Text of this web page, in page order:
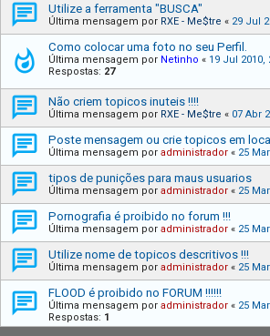
Utilize a ferramenta "BUSCA"
Última mensagem por RXE - Me$tre « 29 Jul
Como colocar uma foto no seu Perfil.
Última mensagem por Netinho « 19 Jul 2010,
Respostas: 27
Não criem topicos inuteis !!!!
Última mensagem por RXE - Me$tre « 07 Abr
Poste mensagem ou crie topicos em
Última mensagem por administrador « 25
tipos de punições para maus usuarios
Última mensagem por administrador « 25
Pornografia é proibido no forum !!!
Última mensagem por administrador « 25
Utilize nome de topicos descritivos !!!
Última mensagem por administrador « 25
FLOOD é proibido no FORUM !!!!!!
Última mensagem por administrador « 25
Respostas: 1